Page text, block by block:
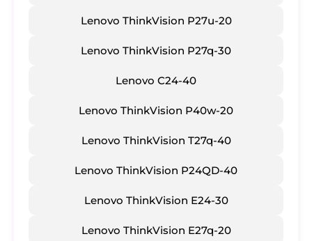
​Lenovo ThinkVision P27u-20
​Lenovo ThinkVision P27q-30
​Lenovo C24-40
​Lenovo ThinkVision P40w-20
​Lenovo ThinkVision T27q-40
​Lenovo ThinkVision P24QD-40
​Lenovo ThinkVision E24-30
​Lenovo ThinkVision E27q-20